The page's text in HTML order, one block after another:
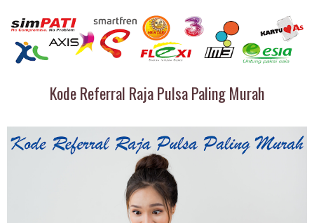
Kode Referral Raja Pulsa Paling Murah